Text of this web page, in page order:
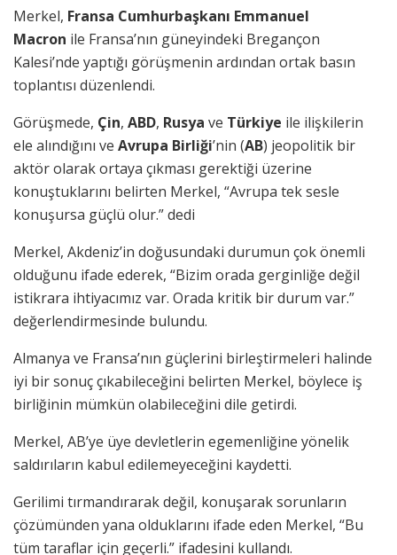
Merkel, Fransa Cumhurbaşkanı Emmanuel
Macron ile Fransa’nın güneyindeki Bregançon
Kalesi’nde yaptığı görüşmenin ardından ortak basın
toplantısı düzenlendi.
Görüşmede, Çin, ABD, Rusya ve Türkiye ile ilişkilerin
ele alındığını ve Avrupa Birliği’nin (AB) jeopolitik bir
aktör olarak ortaya çıkması gerektiği üzerine
konuştuklarını belirten Merkel, “Avrupa tek sesle
konuşursa güçlü olur.” dedi
Merkel, Akdeniz’in doğusundaki durumun çok önemli
olduğunu ifade ederek, “Bizim orada gerginliğe değil
istikrara ihtiyacımız var. Orada kritik bir durum var.”
değerlendirmesinde bulundu.
Almanya ve Fransa’nın güçlerini birleştirmeleri halinde
iyi bir sonuç çıkabileceğini belirten Merkel, böylece iş
birliğinin mümkün olabileceğini dile getirdi.
Merkel, AB’ye üye devletlerin egemenliğine yönelik
saldırıların kabul edilemeyeceğini kaydetti.
Gerilimi tırmandırarak değil, konuşarak sorunların
çözümünden yana olduklarını ifade eden Merkel, “Bu
tüm taraflar için geçerli.” ifadesini kullandı.